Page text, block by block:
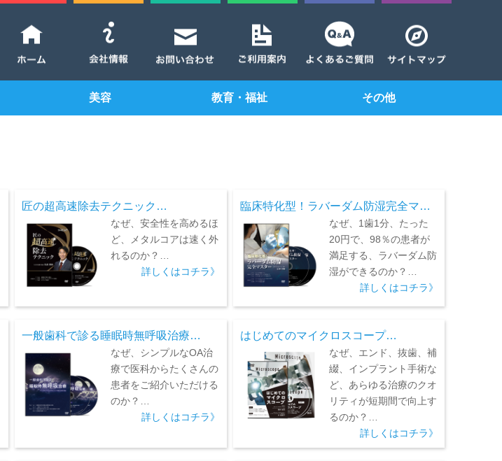
美容 教育・福祉 その他
匠の超高速除去テクニック…
なぜ、安全性を高めるほ
ど、メタルコアは速く外
れるのか？…
詳しくはコチラ》
臨床特化型！ラバーダム防湿完全マ…
なぜ、1歯1分、たった
20円で、98％の患者が
満足する、ラバーダム防
湿ができるのか？…
詳しくはコチラ》
一般歯科で診る睡眠時無呼吸治療…
なぜ、シンプルなOA治
療で医科からたくさんの
患者をご紹介いただける
のか？…
詳しくはコチラ》
はじめてのマイクロスコープ…
なぜ、エンド、抜歯、補
綴、インプラント手術な
ど、あらゆる治療のクオ
リティが短期間で向上す
るのか？…
詳しくはコチラ》